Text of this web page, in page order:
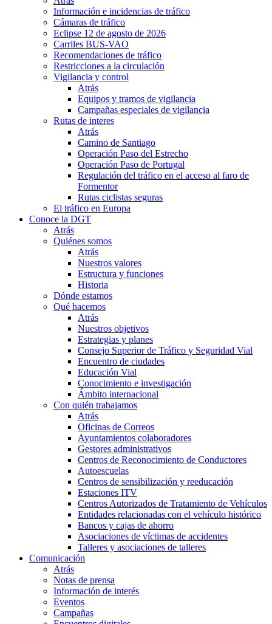
Información e incidencias de tráfico
Cámaras de tráfico
Eclipse 12 de agosto de 2026
Carriles BUS-VAO
Recomendaciones de tráfico
Restricciones a la circulación
Vigilancia y control
Atrás
Equipos y tramos de vigilancia
Campañas especiales de vigilancia
Rutas de interes
Atrás
Camino de Santiago
Operación Paso del Estrecho
Operación Paso de Portugal
Regulación del tráfico en el acceso al faro de
Formentor
Rutas ciclistas seguras
El tráfico en Europa
Conoce la DGT
Atrás
Quiénes somos
Atrás
Nuestros valores
Estructura y funciones
Historia
Dónde estamos
Qué hacemos
Atrás
Nuestros objetivos
Estrategias y planes
Consejo Superior de Tráfico y Seguridad Vial
Encuentro de ciudades
Educación Vial
Conocimiento e investigación
Ámbito internacional
Con quién trabajamos
Atrás
Oficinas de Correos
Ayuntamientos colaboradores
Gestores administrativos
Centros de Reconocimiento de Conductores
Autoescuelas
Centros de sensibilización y reeducación
Estaciones ITV
Centros Autorizados de Tratamiento de Vehículos
Entidades relacionadas con el vehículo histórico
Bancos y cajas de ahorro
Asociaciones de víctimas de accidentes
Talleres y asociaciones de talleres
Comunicación
Atrás
Notas de prensa
Información de interés
Eventos
Campañas